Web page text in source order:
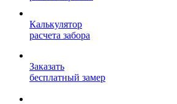
Калькулятор
расчета забора
Заказать
бесплатный замер